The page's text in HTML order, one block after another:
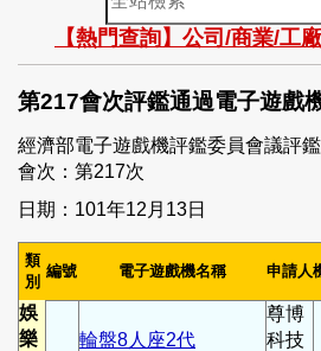
站
檢
索
【熱門查詢】公司/商業/工
第217會次評鑑通過電子遊戲
經濟部電子遊戲機評鑑委員會議評
會次：第217次
日期：101年12月13日
類
別
編號 電子遊戲機名稱 申請人
娛
樂
輪盤8人座2代
尊博
科技